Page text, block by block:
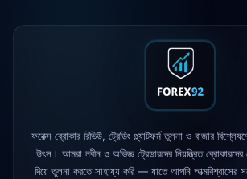
লিভারেজ নীতি পরিবর্তিত হয়েছে
FP Markets— নতুন শূন্য কমিশন অ্যাকাউন্ট
AvaTradeনিয়ন্ত্রক লাইসেন্স হারিয়েছে
ফরেক্স ব্রোকার রিভিউ, ট্রেডিং প্ল্যাটফর্ম তুলনা ও বাজার
উৎস। আমরা নবীন ও অভিজ্ঞ ট্রেডারদের নিয়ন্ত্রিত
দিয়ে তুলনা করতে সাহায্য করি — যাতে আপনি আত্মবিশ্বাসের